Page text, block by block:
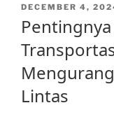
POSTED
DECEMBER 4,
Lintas